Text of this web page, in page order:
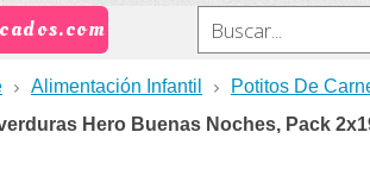
Alimentación Infantil
Potitos De
Hero Buenas Noches, Pack